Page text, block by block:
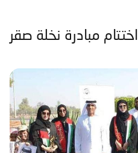
اختتام مبادرة نخلة صقر